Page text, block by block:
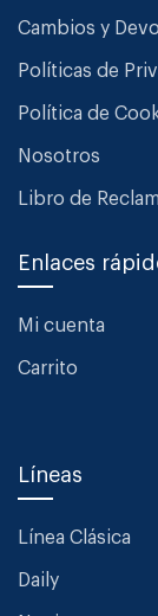
Cambios y
Políticas de
Política de
Nosotros
Libro de
Enlaces
Mi cuenta
Carrito
Líneas
Línea Clásica
Daily